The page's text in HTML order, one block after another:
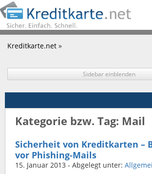
Kreditkarte.net »
Sidebar einblenden
Kategorie bzw. Tag: Mail
Sicherheit von Kreditkarten –
vor Phishing-Mails
15. Januar 2013 - Abgelegt unter: